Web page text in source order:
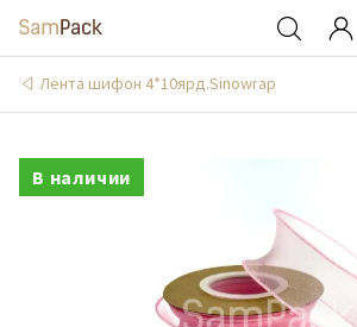
Лента шифон 4*10ярд.Sinowrap
В наличии